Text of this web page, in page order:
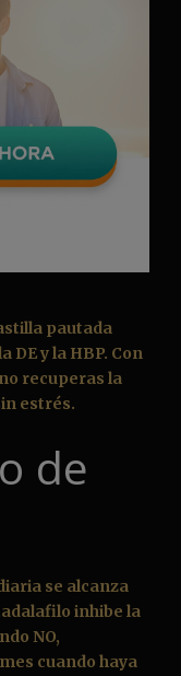
pautada
DE y la HBP. Con
recuperas la
estrés.
de
se alcanza
inhibe la
NO,
cuando haya